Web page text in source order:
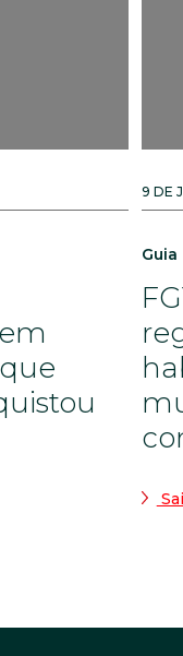
9 DE